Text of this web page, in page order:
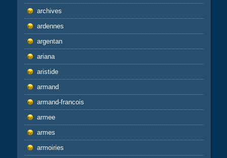
archives
ardennes
argentan
ariana
aristide
armand
armand-francois
armee
armes
armoiries